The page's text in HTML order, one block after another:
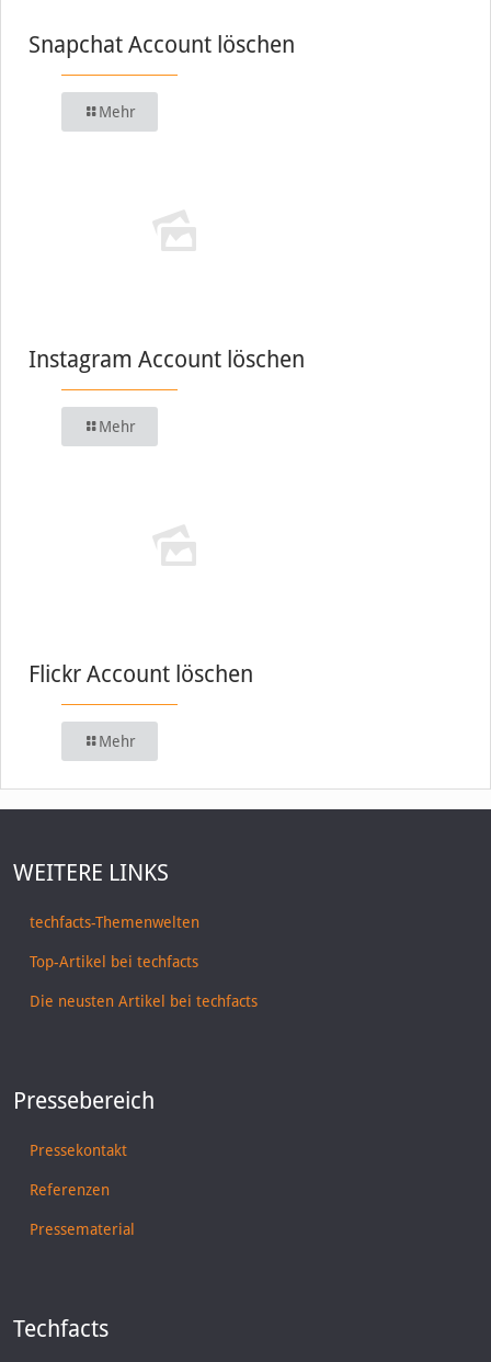
Snapchat Account löschen
Mehr
Instagram Account löschen
Mehr
Flickr Account löschen
Mehr
WEITERE LINKS
techfacts-Themenwelten
Top-Artikel bei techfacts
Die neusten Artikel bei techfacts
Pressebereich
Pressekontakt
Referenzen
Pressematerial
Techfacts